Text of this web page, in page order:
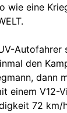
wie eine
Autofahrer
den
dann
einem V12-
72 km/